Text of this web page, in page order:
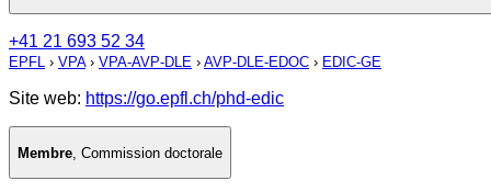
+41 21 693 52 34
EPFL › VPA› VPA-AVP-DLE › AVP-DLE-EDOC › EDIC-GE
Site web: https://go.epfl.ch/phd-edic
Membre Commission doctorale